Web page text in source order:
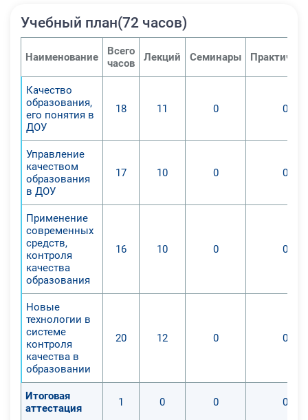
разнообразие в организацию
и ребенка дошкольного возраста,
осуществлять закрепление и
практике полученных на занятии
обязательны для осуществления
роста уровня профессиональных
выполнения рекомендаций ФГОС
нормативных документов;
3. Использование разнообразных
Учебный план(72 часов)
Наименование
Всего
часов
Лекций Семинары
Качество
образования,
его понятия в
ДОУ
18 11 0 0
Управление
качеством
образования
в ДОУ
17 10 0 0
Применение
современных
средств,
контроля
качества
образования
16 10 0 0
Новые
технологии в
системе
контроля
качества в
образовании
20 12 0 0
Итоговая
аттестация
1 0 0 0